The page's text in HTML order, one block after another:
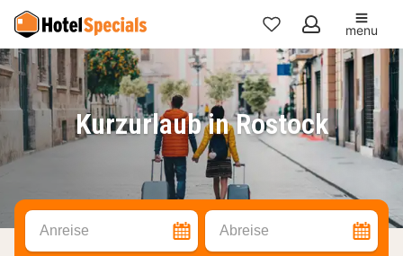
Meine
Favoriten
menu
Kurzurlaub in Rostock
Anreise Abreise